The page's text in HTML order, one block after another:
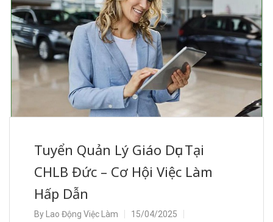
Tuyển Quản Lý Giáo Dục Tại
CHLB Đức – Cơ Hội Việc Làm
Hấp Dẫn
By Lao Động Việc Làm
15/04/2025